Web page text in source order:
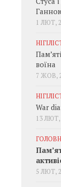
1 ЛЮТ,
воїна
7 ЖОВ,
War
13 ЛЮТ,
5 ЛЮТ,